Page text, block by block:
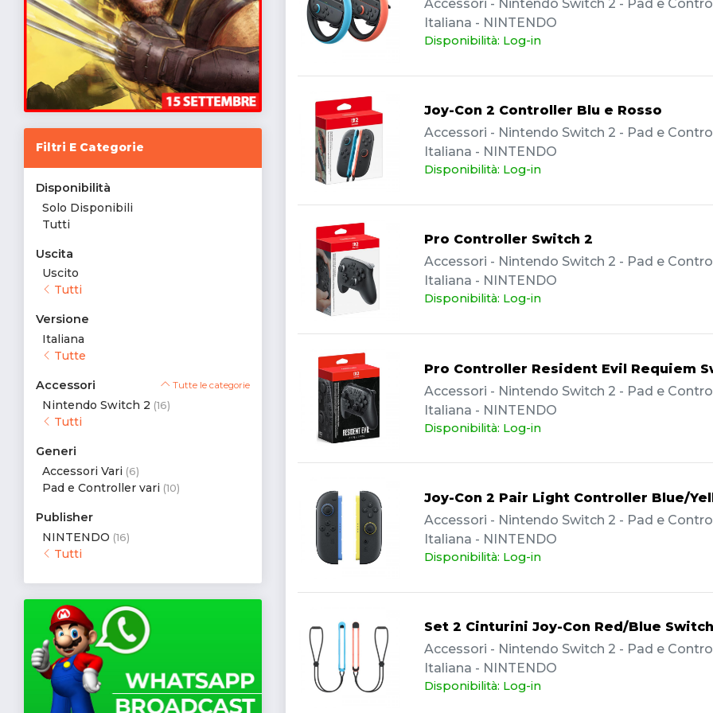
Filtri E Categorie
Disponibilità
Solo Disponibili
Tutti
Uscita
Uscito
Tutti
Versione
Italiana
Tutte
Accessori Tutte le categorie
Nintendo Switch 2 (16)
Tutti
Generi
Accessori Vari (6)
Pad e Controller vari (10)
Publisher
NINTENDO (16)
Tutti
Accessori - Nintendo Switch 2 - Pad e
Italiana - NINTENDO
Disponibilità: Log-in
Joy-Con 2 Controller Blu e Rosso
Accessori - Nintendo Switch 2 - Pad e
Italiana - NINTENDO
Disponibilità: Log-in
Pro Controller Switch 2
Accessori - Nintendo Switch 2 - Pad e
Italiana - NINTENDO
Disponibilità: Log-in
Pro Controller Resident Evil Requiem
Accessori - Nintendo Switch 2 - Pad e
Italiana - NINTENDO
Disponibilità: Log-in
Joy-Con 2 Pair Light Controller Blue/
Accessori - Nintendo Switch 2 - Pad e
Italiana - NINTENDO
Disponibilità: Log-in
Set 2 Cinturini Joy-Con Red/Blue
Accessori - Nintendo Switch 2 - Pad e
Italiana - NINTENDO
Disponibilità: Log-in